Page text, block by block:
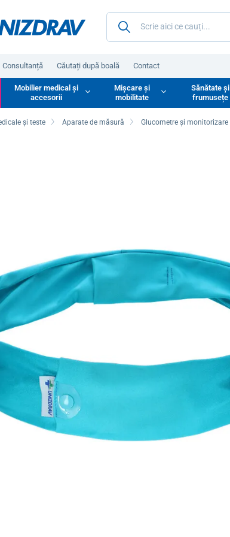
Consultanță Căutați după boală Contact
Mobilier medical și
accesorii
Mișcare și
mobilitate
Sănătate și
frumusețe
și teste Aparate de măsură Glucometre și monitorizare